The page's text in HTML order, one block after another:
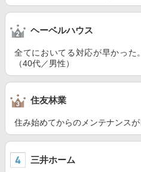
ヘーベルハウス
全てにおいてる対応が早かっ
（40代／男性）
住友林業
住み始めてからのメンテナンスが
三井ホーム